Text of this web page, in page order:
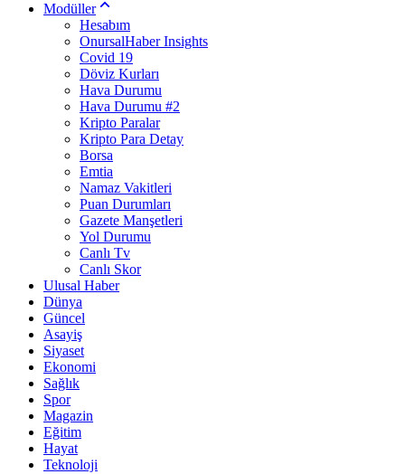
Modüller
Hesabım
OnursalHaber Insights
Covid 19
Döviz Kurları
Hava Durumu
Hava Durumu #2
Kripto Paralar
Kripto Para Detay
Borsa
Emtia
Namaz Vakitleri
Puan Durumları
Gazete Manşetleri
Yol Durumu
Canlı Tv
Canlı Skor
Ulusal Haber
Dünya
Güncel
Asayiş
Siyaset
Ekonomi
Sağlık
Spor
Magazin
Eğitim
Hayat
Teknoloji